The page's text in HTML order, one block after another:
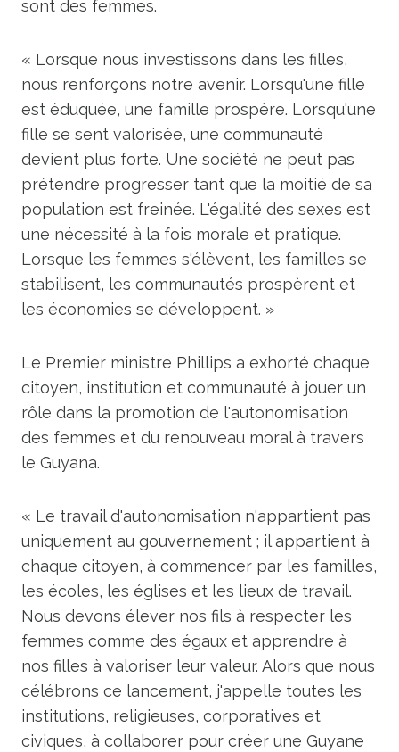
sont des femmes.
« Lorsque nous investissons dans les filles,
nous renforçons notre avenir. Lorsqu'une fille
est éduquée, une famille prospère. Lorsqu'une
fille se sent valorisée, une communauté
devient plus forte. Une société ne peut pas
prétendre progresser tant que la moitié de sa
population est freinée. L'égalité des sexes est
une nécessité à la fois morale et pratique.
Lorsque les femmes s'élèvent, les familles se
stabilisent, les communautés prospèrent et
les économies se développent. »
Le Premier ministre Phillips a exhorté chaque
citoyen, institution et communauté à jouer un
rôle dans la promotion de l'autonomisation
des femmes et du renouveau moral à travers
le Guyana.
« Le travail d'autonomisation n'appartient pas
uniquement au gouvernement ; il appartient à
chaque citoyen, à commencer par les familles,
les écoles, les églises et les lieux de travail.
Nous devons élever nos fils à respecter les
femmes comme des égaux et apprendre à
nos filles à valoriser leur valeur. Alors que nous
célébrons ce lancement, j'appelle toutes les
institutions, religieuses, corporatives et
civiques, à collaborer pour créer une Guyane